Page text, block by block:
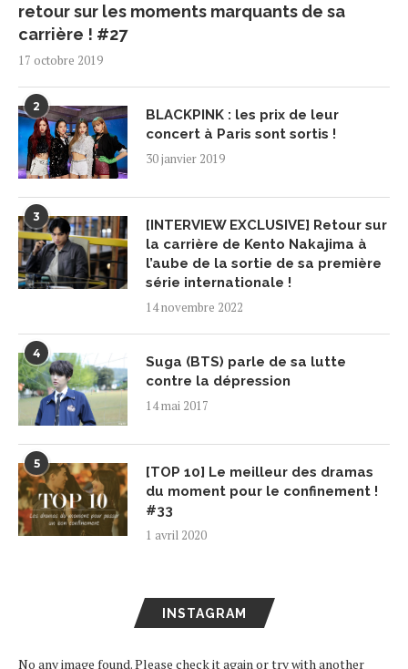
retour sur les moments marquants de sa
carrière ! #27
17 octobre 2019
2
BLACKPINK : les prix de leur
concert à Paris sont sortis !
30 janvier 2019
3
[INTERVIEW EXCLUSIVE] Retour sur
la carrière de Kento Nakajima à
l’aube de la sortie de sa première
série internationale !
14 novembre 2022
4
Suga (BTS) parle de sa lutte
contre la dépression
14 mai 2017
5
[TOP 10] Le meilleur des dramas
du moment pour le confinement !
#33
1 avril 2020
INSTAGRAM
No any image found. Please check it again or try with another